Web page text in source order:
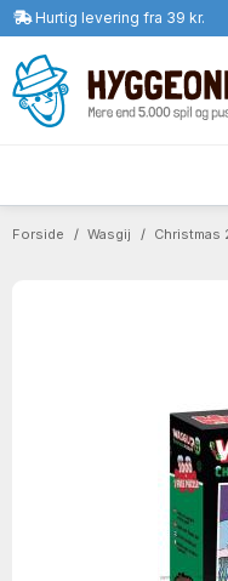
Hurtig levering fra 39 kr.
Forside Wasgij Christmas